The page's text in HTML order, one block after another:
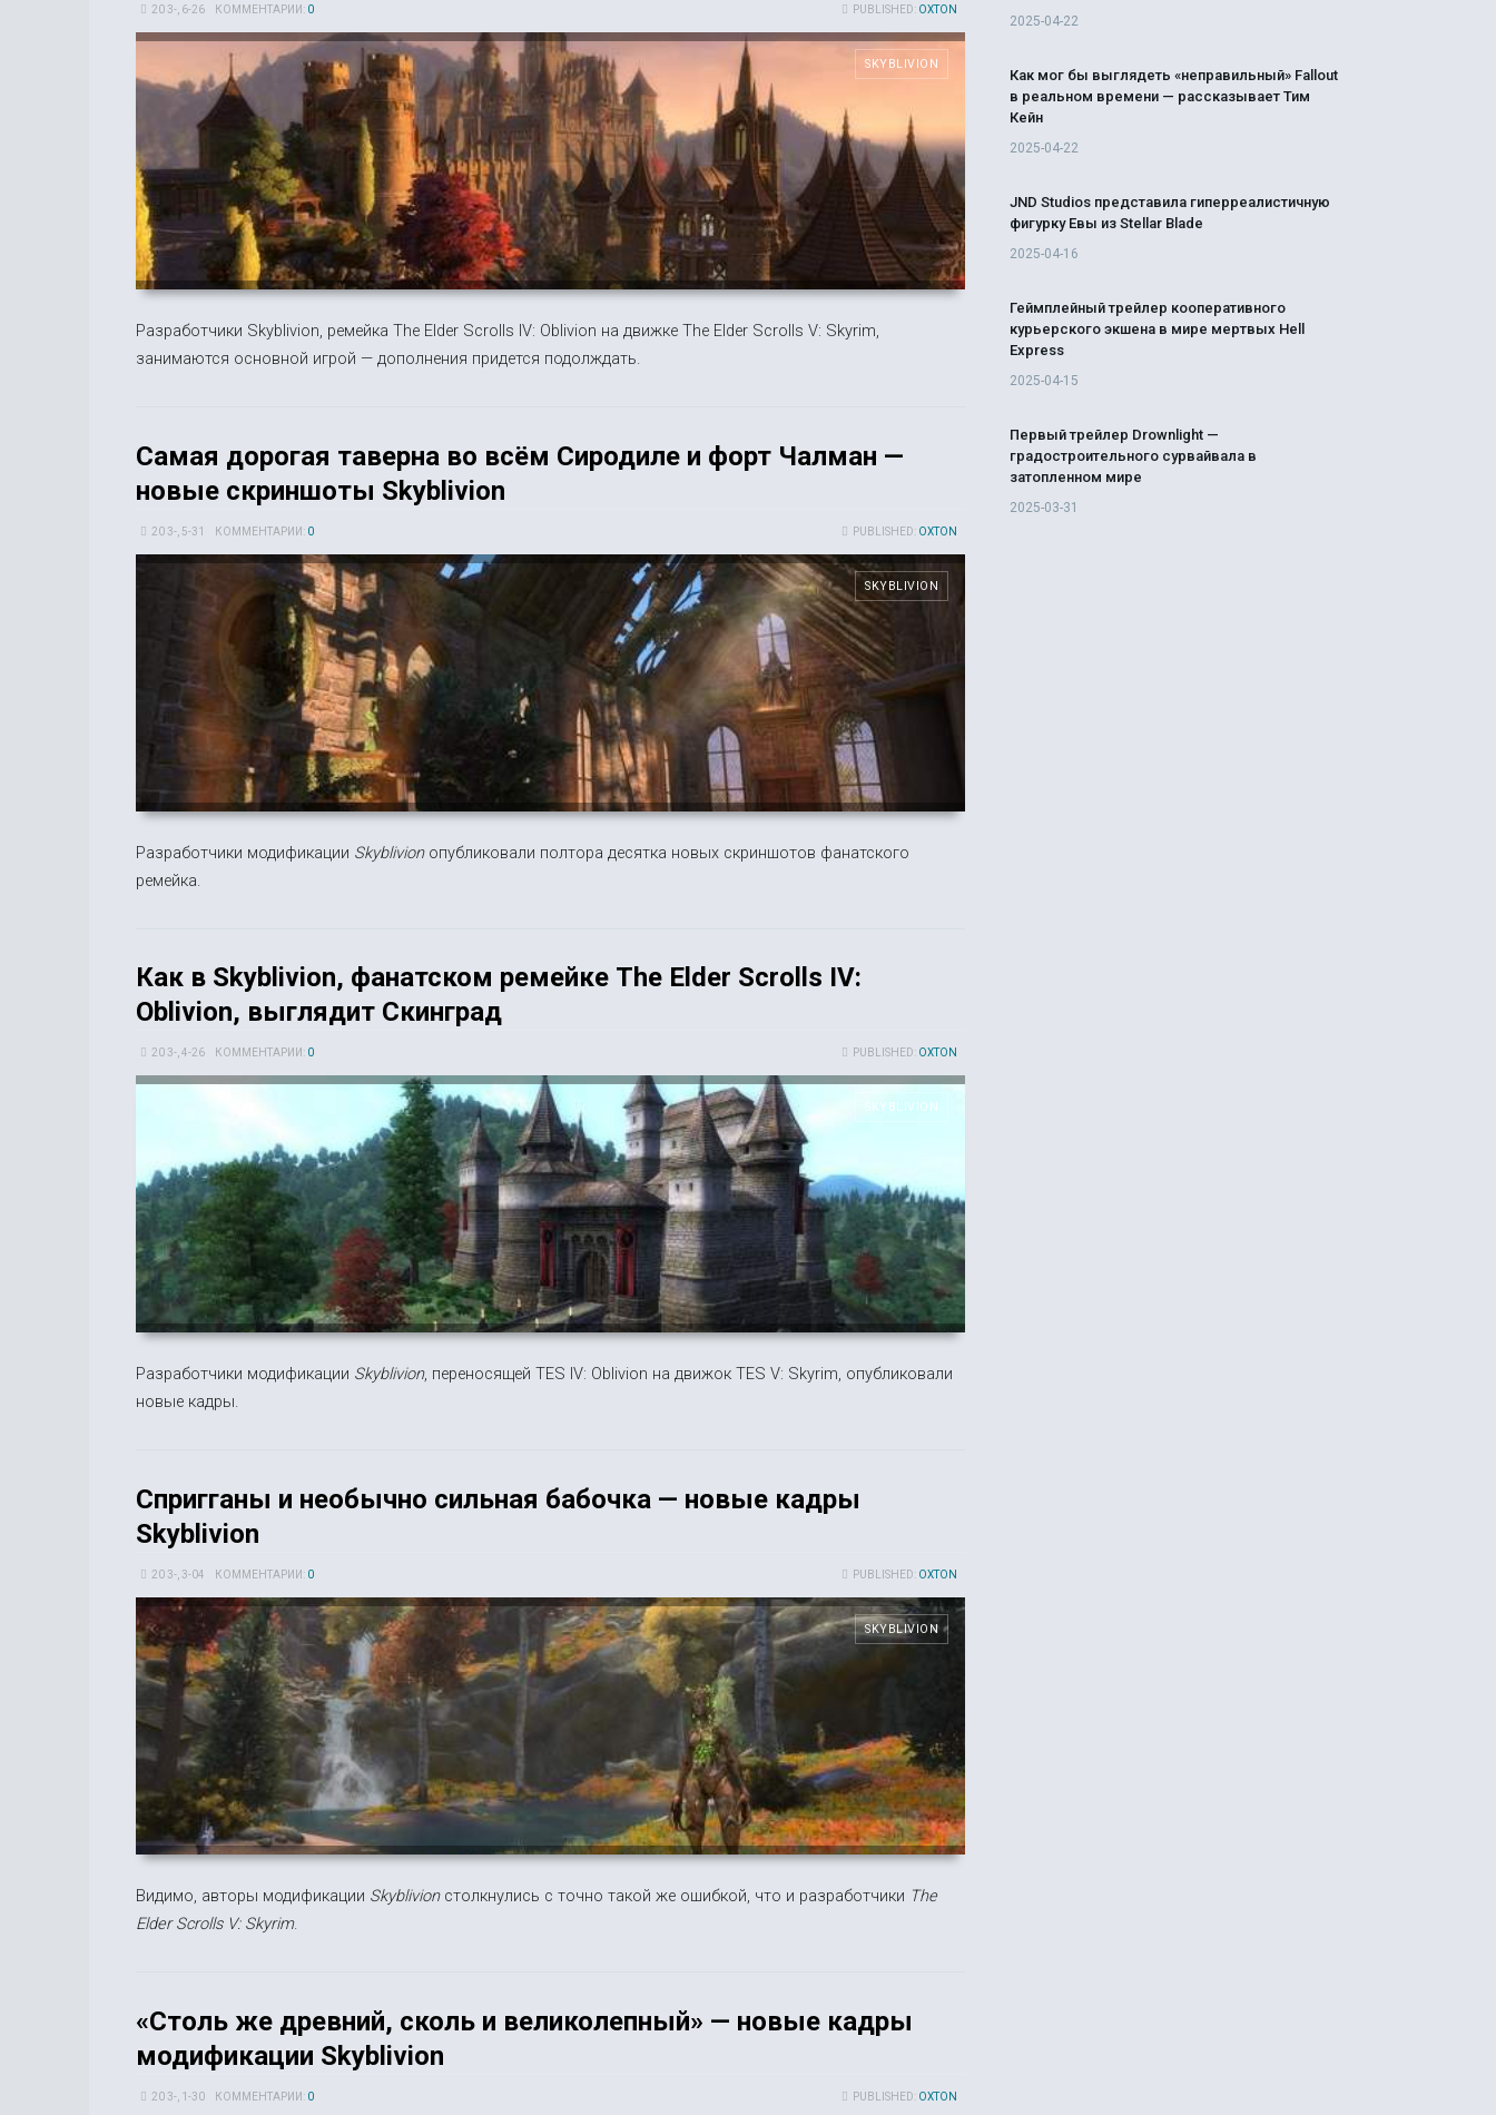
PUBLISHED: OXTON
20 3-, 6-26 КОММЕНТАРИИ: 0
SKYBLIVION
Разработчики Skyblivion, ремейка The Elder Scrolls IV: Oblivion на движке The Elder Scrolls V: Skyrim,
занимаются основной игрой — дополнения придется подолждать.
Самая дорогая таверна во всём Сиродиле и форт Чалман —
новые скриншоты Skyblivion
PUBLISHED: OXTON
20 3-, 5-31 КОММЕНТАРИИ: 0
SKYBLIVION
Разработчики модификации Skyblivionопубликовали полтора десятка новых скриншотов фанатского
ремейка.
Как в Skyblivion, фанатском ремейке The Elder Scrolls IV:
Oblivion, выглядит Скинград
PUBLISHED: OXTON
20 3-, 4-26 КОММЕНТАРИИ: 0
SKYBLIVION
Разработчики модификации Skyblivion, переносящей TES IV: Oblivion на движок TES V: Skyrim, опубликовали
новые кадры.
Спригганы и необычно сильная бабочка — новые кадры
Skyblivion
PUBLISHED: OXTON
20 3-, 3-04 КОММЕНТАРИИ: 0
SKYBLIVION
Видимо, авторы модификации Skyblivionстолкнулись с точно такой же ошибкой, что и разработчики The
Elder Scrolls V: Skyrim.
«Столь же древний, сколь и великолепный» — новые кадры
модификации Skyblivion
PUBLISHED: OXTON
20 3-, 1-30 КОММЕНТАРИИ: 0
2025-04-22
Как мог бы выглядеть «неправильный» Fallout
в реальном времени — рассказывает Тим
Кейн
2025-04-22
JND Studios представила гиперреалистичную
фигурку Евы из Stellar Blade
2025-04-16
Геймплейный трейлер кооперативного
курьерского экшена в мире мертвых Hell
Express
2025-04-15
Первый трейлер Drownlight —
градостроительного сурвайвала в
затопленном мире
2025-03-31